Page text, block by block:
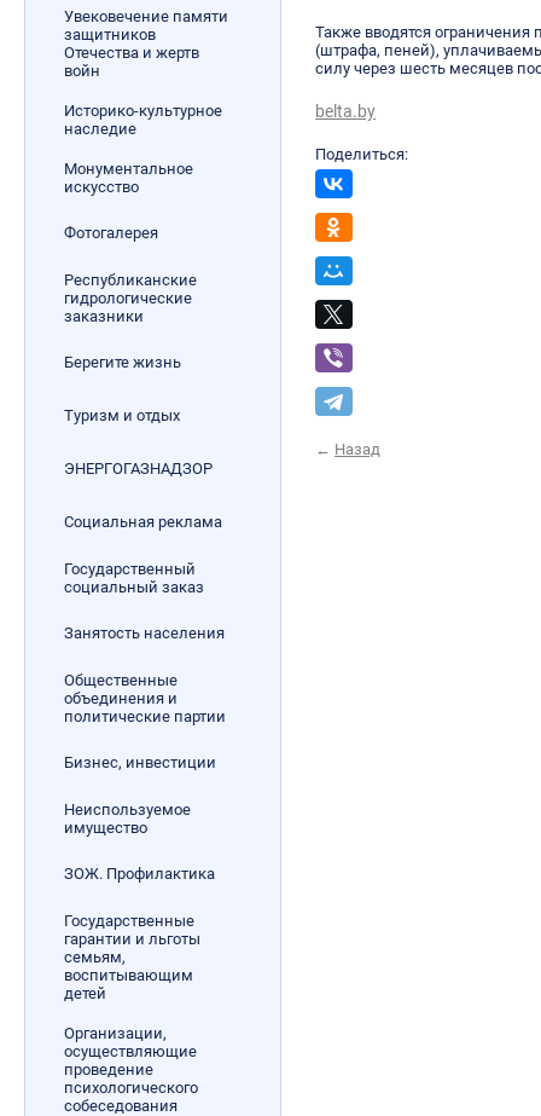
Увековечение памяти
защитников
Отечества и жертв
войн
Историко-культурное
наследие
Монументальное
искусство
Фотогалерея
Республиканские
гидрологические
заказники
Берегите жизнь
Туризм и отдых
ЭНЕРГОГАЗНАДЗОР
Социальная реклама
Государственный
социальный заказ
Занятость населения
Общественные
объединения и
политические партии
Бизнес, инвестиции
Неиспользуемое
имущество
ЗОЖ. Профилактика
Государственные
гарантии и льготы
семьям,
воспитывающим
детей
Организации,
осуществляющие
проведение
психологического
собеседования
Также вводятся ограничения
(штрафа, пеней),
силу через шесть месяцев
belta.by
Поделиться:
← Назад